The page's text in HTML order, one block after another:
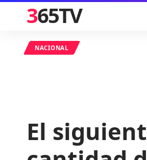
365TV
NACIONAL
El